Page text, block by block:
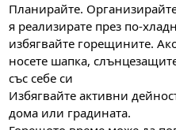
Планирайте.
я реализирате през по-
избягвайте горещините.
носете шапка,
със себе си
Избягвайте активни
дома или градината.